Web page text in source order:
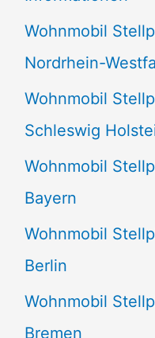
n
n
a
c
h
:
Wohnmobil
Nordrhein-
Wohnmobil
Schleswig
Wohnmobil
Bayern
Wohnmobil
Berlin
Wohnmobil
Bremen